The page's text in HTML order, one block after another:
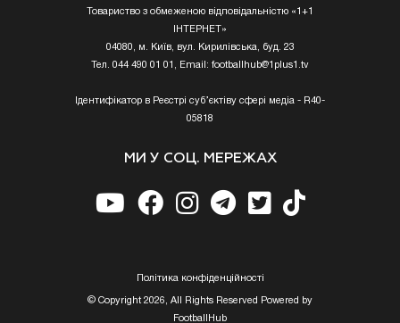
Товариство з обмеженою відповідальністю «1+1
ІНТЕРНЕТ»
04080, м. Київ, вул. Кирилівська, буд. 23
Тел. 044 490 01 01, Email: footballhub@1plus1.tv
Ідентифікатор в Реєстрі суб’єктіву сфері медіа - R40-
05818
МИ У СОЦ. МЕРЕЖАХ
Полiтика конфiденцiйностi
© Copyright 2026, All Rights Reserved Powered by
FootballHub